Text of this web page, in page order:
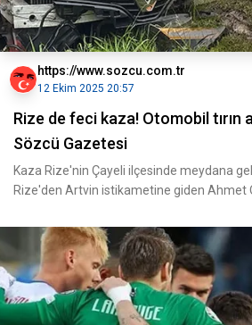
https://www.sozcu.com.tr
12 Ekim 2025 20:57
Rize de feci kaza! Otomobil tırın
Sözcü Gazetesi
Kaza Rize'nin Çayeli ilçesinde meydana
Rize'den Artvin istikametine giden Ahmet